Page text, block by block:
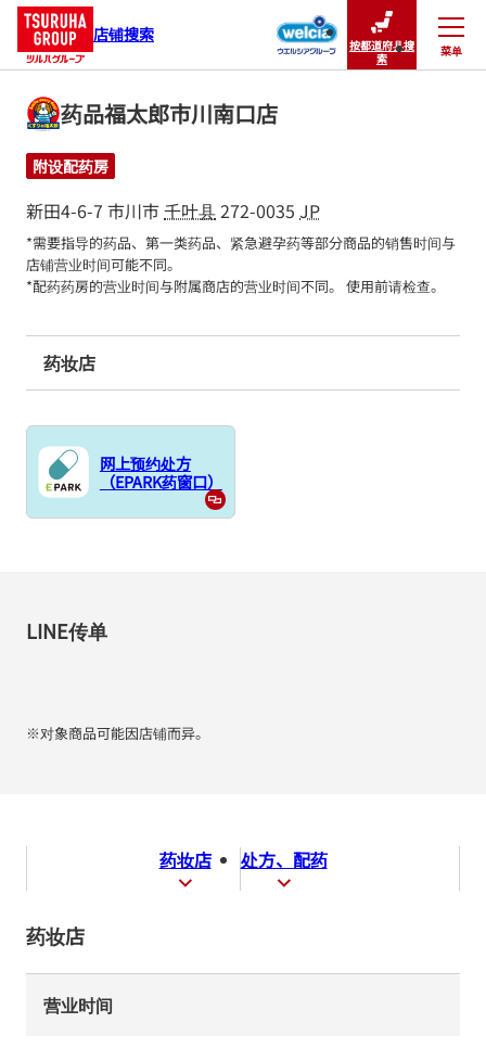
店铺搜索
按都道府县搜
索
菜单
关闭
药品福太郎市川南口店
附设配药房
新田4-6-7 市川市千叶县272-0035 JP
*需要指导的药品、第一类药品、紧急避孕药等部分商品的销售时间与
店铺营业时间可能不同。
*配药药房的营业时间与附属商店的营业时间不同。 使用前请检查。
药妆店
网上预约处方
（EPARK药窗口）
LINE传单
※对象商品可能因店铺而异。
药妆店 处方、配药
药妆店
营业时间